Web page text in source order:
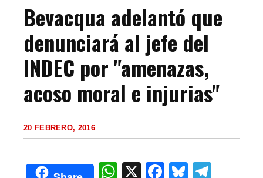
Bevacqua adelantó que
denunciará al jefe del
INDEC por "amenazas,
acoso moral e injurias"
20 FEBRERO, 2016
W X F
B